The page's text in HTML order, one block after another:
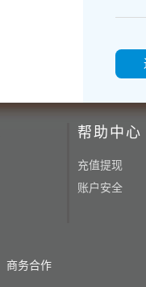
帮助中心
充值提现
账户安全
商务合作